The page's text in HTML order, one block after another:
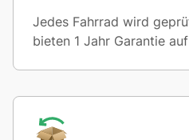
Jedes Fahrrad wird
bieten 1 Jahr Garantie